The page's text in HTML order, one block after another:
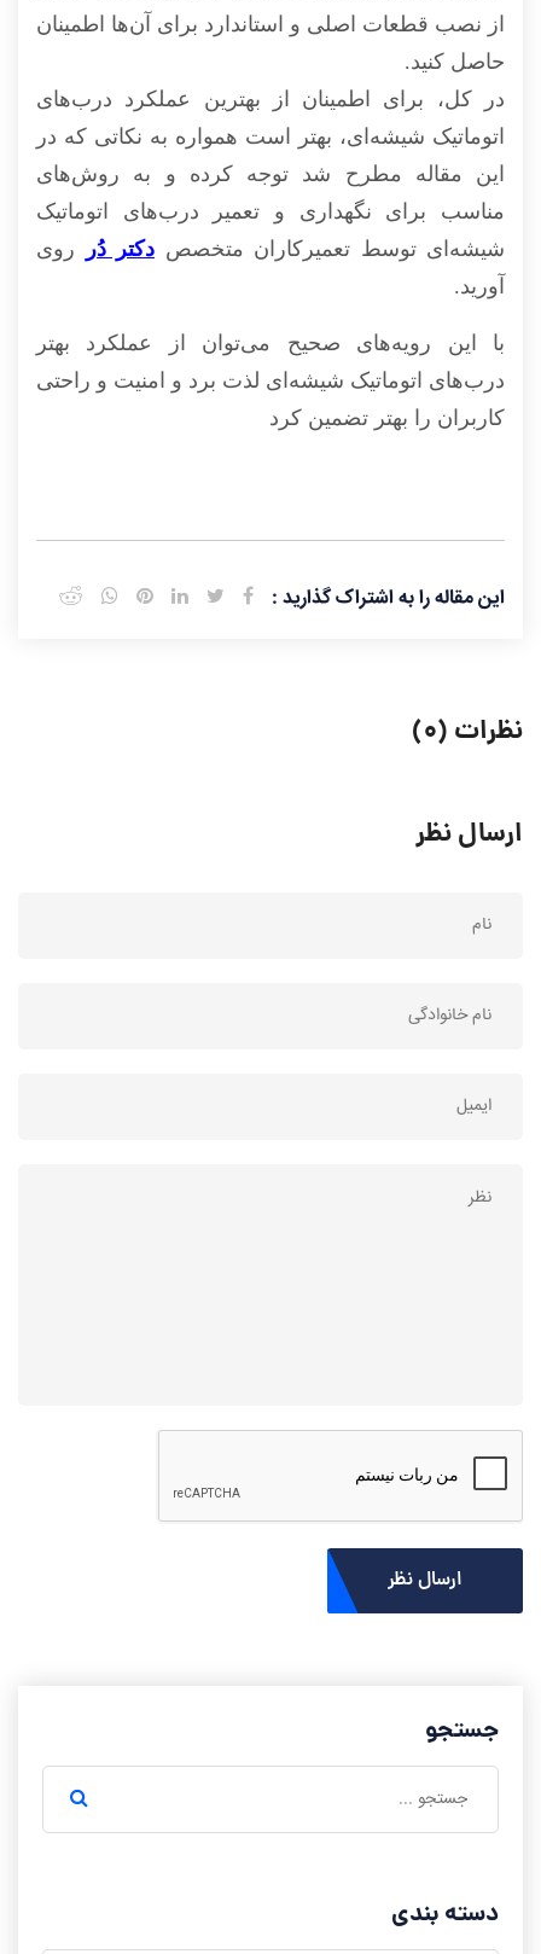
از نصب قطعات اصلی و استاندارد برای آن‌ها اطمینان
حاصل کنید.
در کل، برای اطمینان از بهترین عملکرد درب‌های
اتوماتیک شیشه‌ای، بهتر است همواره به نکاتی که در
این مقاله مطرح شد توجه کرده و به روش‌های
مناسب برای نگهداری و تعمیر درب‌های اتوماتیک
شیشه‌ای توسط تعمیرکاران متخصص دکتر دُر
روی
آورید.
با این رویه‌های صحیح می‌توان از عملکرد بهتر
درب‌های اتوماتیک شیشه‌ای لذت برد و امنیت و راحتی
کاربران را بهتر تضمین کرد
این مقاله را به اشتراک گذارید :
نظرات (۰)
ارسال نظر
ارسال نظر
جستجو
دسته بندی